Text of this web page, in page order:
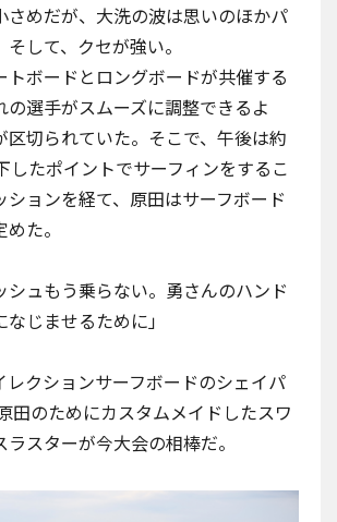
さめだが、大洗の波は思いのほかパ
して、クセが強い。
トボードとロングボードが共催する
の選手がスムーズに調整できるよ
区切られていた。そこで、午後は約
したポイントでサーフィンをするこ
ションを経て、原田はサーフボード
た。
シュもう乗らない。勇さんのハンド
じませるために」
レクションサーフボードのシェイパ
田のためにカスタムメイドしたスワ
スターが今大会の相棒だ。